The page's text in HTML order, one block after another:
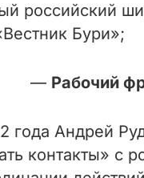
российский
Бури»;
— Рабочий
года Андрей
контакты» с